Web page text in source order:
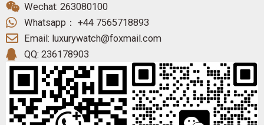
Wechat: 263080100
Whatsapp： +44 7565718893
Email: luxurywatch@foxmail.com
QQ: 236178903